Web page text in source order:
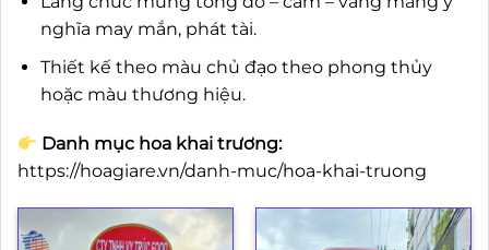
nghĩa may mắn, phát tài.
Thiết kế theo màu chủ đạo theo phong thủy
hoặc màu thương hiệu.
Danh mục hoa khai trương:
https://hoagiare.vn/danh-muc/hoa-khai-truong